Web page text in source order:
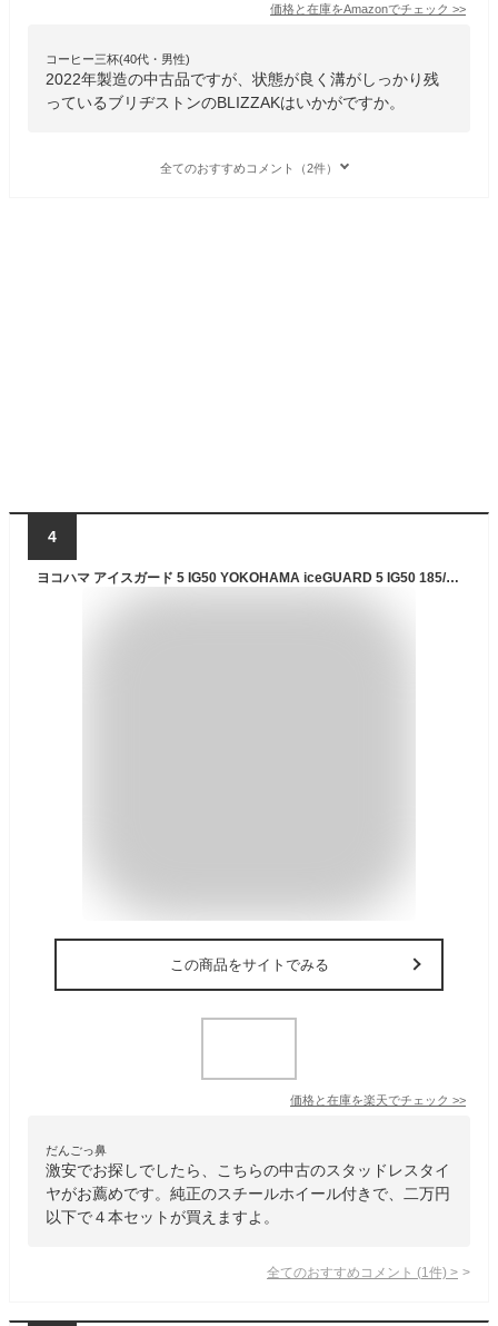
価格と在庫をAmazonでチェック >>
コーヒー三杯(40代・男性)
2022年製造の中古品ですが、状態が良く溝がしっかり残
っているブリヂストンのBLIZZAKはいかがですか。
全てのおすすめコメント（2件）
4
ヨコハマ アイスガード 5 IG50 YOKOHAMA iceGUARD 5 IG50 185/60R14 82Q ポロ 純正スチール〈キャップ無〉 6Jx14 +43 5/100 ブラック(黒色)系 ポロ
この商品をサイトでみる
価格と在庫を楽天でチェック >>
だんごっ鼻
激安でお探しでしたら、こちらの中古のスタッドレスタイ
ヤがお薦めです。純正のスチールホイール付きで、二万円
以下で４本セットが買えますよ。
全てのおすすめコメント (1 件) >